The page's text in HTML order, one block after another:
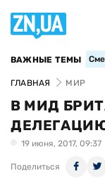
ВАЖНЫЕ ТЕМЫ
ГЛАВНАЯ МИР
В МИД
19 июня, 2017, 09:37
Поделиться